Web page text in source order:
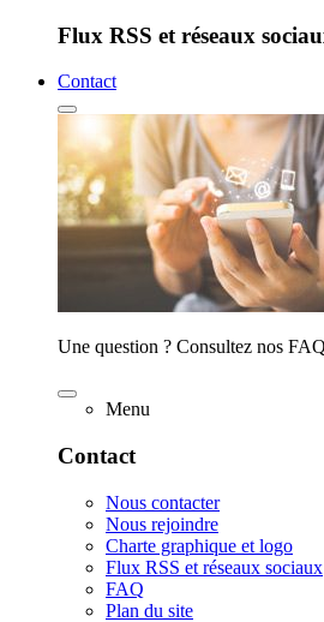
Flux RSS et réseaux
Contact
Une question ? Consultez nos
Menu
Contact
Nous contacter
Nous rejoindre
Charte graphique et logo
Flux RSS et réseaux sociaux
FAQ
Plan du site